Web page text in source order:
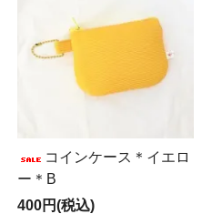
コインケース＊イエロ
ー＊B
400円(税込)